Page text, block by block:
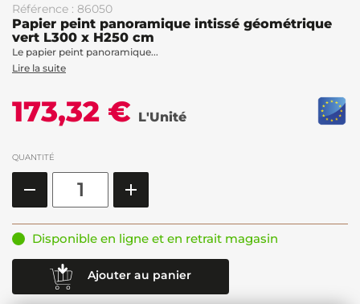
Référence : 86050
Papier peint panoramique intissé géométrique
vert L300 x H250 cm
Le papier peint panoramique...
Lire la suite
173,32 € L'Unité
QUANTITÉ
Disponible en ligne et en retrait magasin
Ajouter au panier